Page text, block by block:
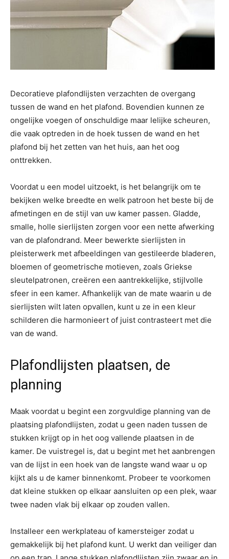
Decoratieve plafondlijsten verzachten de overgang
tussen de wand en het plafond. Bovendien kunnen ze
ongelijke voegen of onschuldige maar lelijke scheuren,
die vaak optreden in de hoek tussen de wand en het
plafond bij het zetten van het huis, aan het oog
onttrekken.
Voordat u een model uitzoekt, is het belangrijk om te
bekijken welke breedte en welk patroon het beste bij de
afmetingen en de stijl van uw kamer passen. Gladde,
smalle, holle sierlijsten zorgen voor een nette afwerking
van de plafondrand. Meer bewerkte sierlijsten in
pleisterwerk met afbeeldingen van gestileerde bladeren,
bloemen of geometrische motieven, zoals Griekse
sleutelpatronen, creëren een aantrekkelijke, stijlvolle
sfeer in een kamer. Afhankelijk van de mate waarin u de
sierlijsten wilt laten opvallen, kunt u ze in een kleur
schilderen die harmonieert of juist contrasteert met die
van de wand.
Plafondlijsten plaatsen, de
planning
Maak voordat u begint een zorgvuldige planning van de
plaatsing plafondlijsten, zodat u geen naden tussen de
stukken krijgt op in het oog vallende plaatsen in de
kamer. De vuistregel is, dat u begint met het aanbrengen
van de lijst in een hoek van de langste wand waar u op
kijkt als u de kamer binnenkomt. Probeer te voorkomen
dat kleine stukken op elkaar aansluiten op een plek, waar
twee naden vlak bij elkaar op zouden vallen.
Installeer een werkplateau of kamersteiger zodat u
gemakkelijk bij het plafond kunt. U werkt dan veiliger dan